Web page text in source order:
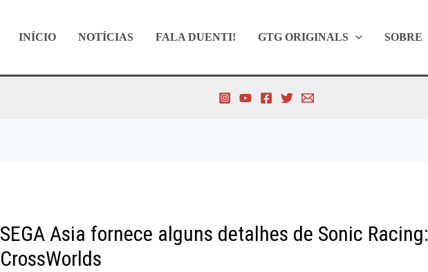
INÍCIO NOTÍCIAS FALA DUENTI! GTG ORIGINALS SOBRE
SEGA Asia fornece alguns detalhes de Sonic Racing:
CrossWorlds